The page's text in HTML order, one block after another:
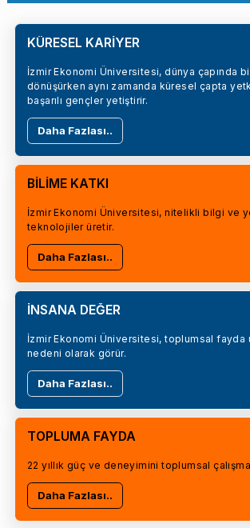
KÜRESEL KARİYER
İzmir Ekonomi Üniversitesi, dünya çapında
dönüşürken aynı zamanda küresel çapta
başarılı gençler yetiştirir.
Daha Fazlası..
BİLİME KATKI
İzmir Ekonomi Üniversitesi, nitelikli bilgi ve
teknolojiler üretir.
Daha Fazlası..
İNSANA DEĞER
İzmir Ekonomi Üniversitesi, toplumsal fayda
nedeni olarak görür.
Daha Fazlası..
TOPLUMA FAYDA
22 yıllık güç ve deneyimini toplumsal
Daha Fazlası..